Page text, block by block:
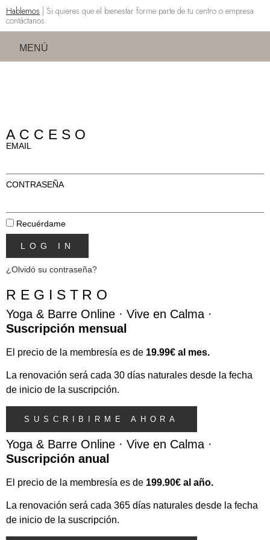
Hablemos | Si quieres que el bienestar forme parte de tu centro o empresa
contáctanos.
MENÚ
ACCESO
EMAIL
CONTRASEÑA
Recuérdame
LOG IN
¿Olvidó su contraseña?
REGISTRO
Yoga & Barre Online · Vive en Calma ·
Suscripción mensual
El precio de la membresía es de 19.99€ al mes.
La renovación será cada 30 días naturales desde la fecha
de inicio de la suscripción.
SUSCRIBIRME AHORA
Yoga & Barre Online · Vive en Calma ·
Suscripción anual
El precio de la membresía es de 199.90€ al año.
La renovación será cada 365 días naturales desde la fecha
de inicio de la suscripción.